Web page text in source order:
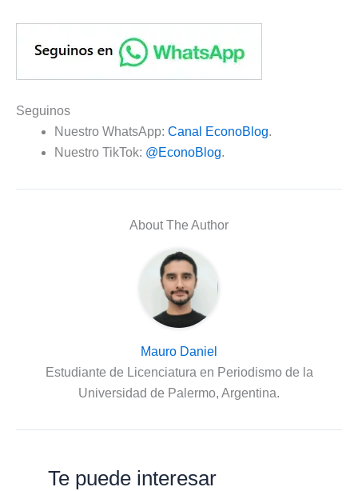
Seguinos
Nuestro WhatsApp: Canal EconoBlog.
Nuestro TikTok: @EconoBlog.
About The Author
Mauro Daniel
Estudiante de Licenciatura en Periodismo de la
Universidad de Palermo, Argentina.
Te puede interesar